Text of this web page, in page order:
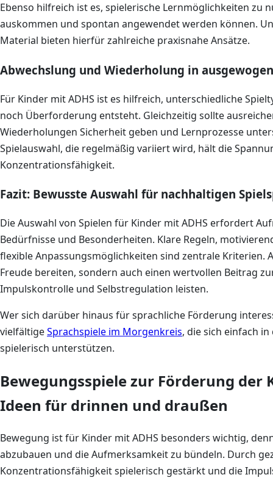
Ebenso hilfreich ist es, spielerische Lernmöglichkeiten zu
auskommen und spontan angewendet werden können.
Material bieten hierfür zahlreiche praxisnahe Ansätze.
Abwechslung und Wiederholung in
Für Kinder mit ADHS ist es hilfreich, unterschiedliche
noch Überforderung entsteht. Gleichzeitig sollte
Wiederholungen Sicherheit geben und Lernprozesse
Spielauswahl, die regelmäßig variiert wird, hält die
Konzentrationsfähigkeit.
Fazit: Bewusste Auswahl für nachhaltigen
Die Auswahl von Spielen für Kinder mit ADHS erfordert
Bedürfnisse und Besonderheiten. Klare Regeln,
flexible Anpassungsmöglichkeiten sind zentrale Kriterien.
Freude bereiten, sondern auch einen wertvollen Beitrag
Impulskontrolle und Selbstregulation leisten.
Wer sich darüber hinaus für sprachliche Förderung
vielfältigeSprachspiele im Morgenkreis, die sich einfach
spielerisch unterstützen.
Bewegungsspiele zur Förderung der
Ideen für drinnen und draußen
Bewegung ist für Kinder mit ADHS besonders wichtig,
abzubauen und die Aufmerksamkeit zu bündeln. Durch
Konzentrationsfähigkeit spielerisch gestärkt und die